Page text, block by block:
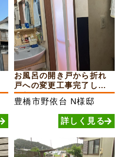
お風呂の開き戸から折れ
戸への変更工事完了しま
した
豊橋市野依台 N様邸
詳しく見る